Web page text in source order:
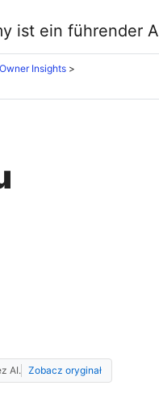
Insights
AI. Zobacz oryginał